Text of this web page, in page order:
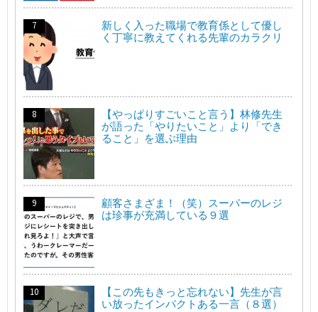
新しく入った職場で教育係として優し
く丁寧に教えてくれる先輩のカラクリ
【やっぱりすごいこと言う】林修先生
が語った「やりたいこと」より「でき
ること」を選ぶ理由
顧客さまざま！（笑）スーパーのレジ
は珍事が充満している９選
【この先もきっと忘れない】先生が言
い放ったインパクトある一言（８選）